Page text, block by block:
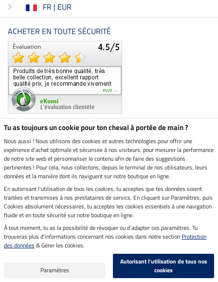
FR | EUR
ACHETER EN TOUTE SÉCURITÉ
Boutique climatiquement
neutre
Livraison par
Paiement sécurisé
Mentions légales
Dernière actualisation le 07.08.2026 à 07:03
Tous les prix s'entendent TVA incluse et
frais de port en sus
Tu as toujours un cookie pour ton cheval à portée de main ?
Nous aussi ! Nous utilisons des cookies et autres technologies pour offrir une
expérience d'achat optimale et sécurisée à nos visiteurs, pour mesurer la performance
de notre site web et personnaliser le contenu afin de faire des suggestions
pertinentes ! Pour cela, nous collectons, depuis le terminal de nos utilisateurs, leurs
données et la manière dont ils naviguent sur notre boutique en ligne.
En autorisant l'utilisation de tous les cookies, tu acceptes que tes données soient
traitées et transmises à nos prestataires de servics. En cliquant sur Paramètres, puis
Cookies absolument nécessaires, tu acceptes les cookies essentiels à une navigation
fluide et en toute sécurité sur notre boutique en ligne.
À tout moment, tu as la possibilité de révoquer ou d'adapter ces paramètres. Tu
trouveras plus d'informations concernant nos cookies dans notre section Protection
des données & Gérer les cookies.
Paramètres
Autorisant l'utilisation de tous nos
cookies